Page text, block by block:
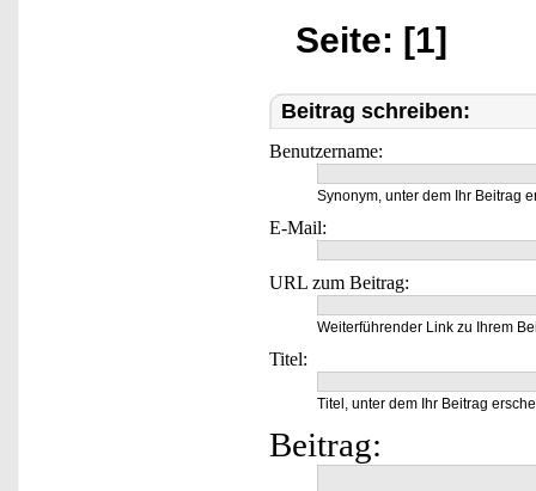
Seite: [1]
Beitrag schreiben:
Benutzername:
Synonym, unter dem Ihr Beitrag
E-Mail:
URL zum Beitrag:
Weiterführender Link zu Ihrem
Titel:
Titel, unter dem Ihr Beitrag
Beitrag: